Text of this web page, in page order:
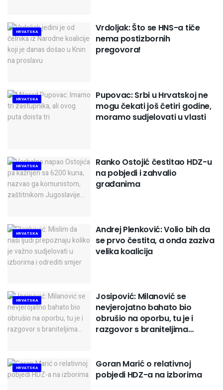
HRVATSKA
Vrdoljak: Što se HNS-a tiče
nema postizbornih
pregovora!
HRVATSKA
Pupovac: Srbi u Hrvatskoj ne
mogu čekati još četiri godine,
moramo sudjelovati u vlasti
HRVATSKA
Ranko Ostojić čestitao HDZ-u
na pobjedi i zahvalio
građanima
HRVATSKA
Andrej Plenković: Volio bih da
se prvo čestita, a onda zaziva
velika koalicija
HRVATSKA
Josipović: Milanović se
nevjerojatno bahato bio
obrušio na oporbu, tu je i
razgovor s braniteljima…
HRVATSKA
Goran Marić o relativnoj
pobjedi HDZ-a na izborima